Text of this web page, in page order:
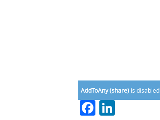
AddToAny (share) is disabled.
Facebook